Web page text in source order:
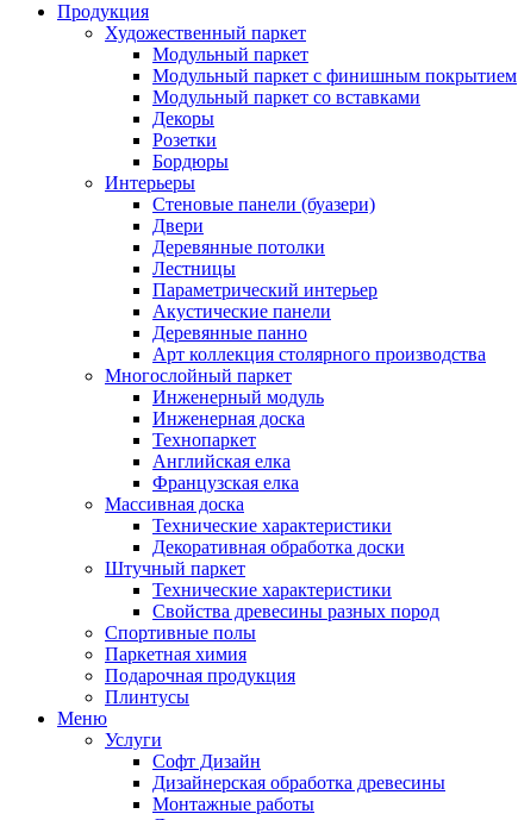
Продукция
Художественный паркет
Модульный паркет
Модульный паркет с финишным покрытием
Модульный паркет со вставками
Декоры
Розетки
Бордюры
Интерьеры
Стеновые панели (буазери)
Двери
Деревянные потолки
Лестницы
Параметрический интерьер
Акустические панели
Деревянные панно
Арт коллекция столярного производства
Многослойный паркет
Инженерный модуль
Инженерная доска
Технопаркет
Английская елка
Французская елка
Массивная доска
Технические характеристики
Декоративная обработка доски
Штучный паркет
Технические характеристики
Свойства древесины разных пород
Спортивные полы
Паркетная химия
Подарочная продукция
Плинтусы
Меню
Услуги
Софт Дизайн
Дизайнерская обработка древесины
Монтажные работы